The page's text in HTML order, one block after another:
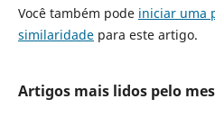
Você também pode iniciar uma
similaridadepara este artigo.
Artigos mais lidos pelo